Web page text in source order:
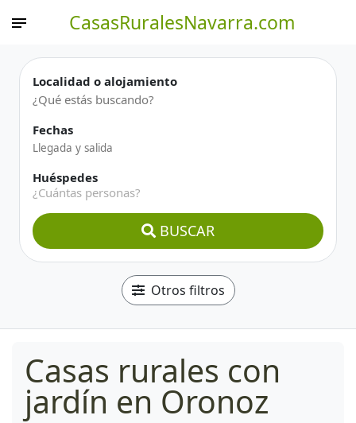
CasasRuralesNavarra.com
Localidad o alojamiento
Fechas
Huéspedes
¿Cuántas personas?
BUSCAR
Otros filtros
Casas rurales con
jardín en Oronoz